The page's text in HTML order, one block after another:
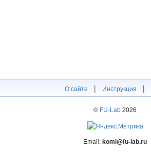
О сайте | Инструкция |
© FU-Lab2026
Email:komi@fu-lab.ru